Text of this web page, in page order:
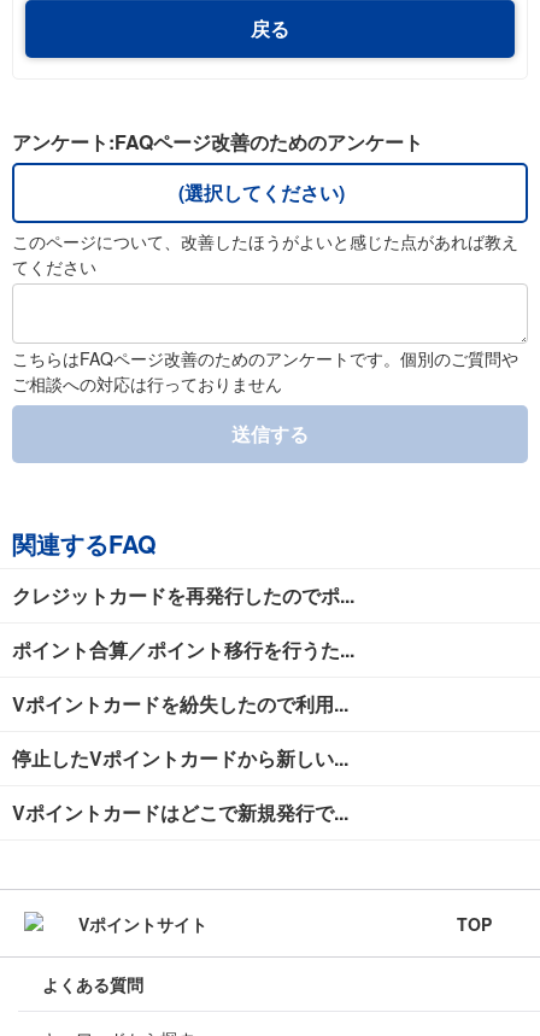
戻る
アンケート:FAQページ改善のためのアンケート
(選択してください)
このページについて、改善したほうがよいと感じた点があれば教え
てください
こちらはFAQページ改善のためのアンケートです。個別のご質問や
ご相談への対応は行っておりません
送信する
関連するFAQ
クレジットカードを再発行したのでポ...
ポイント合算／ポイント移行を行うた...
Vポイントカードを紛失したので利用...
停止したVポイントカードから新しい...
Vポイントカードはどこで新規発行で...
TOP
よくある質問